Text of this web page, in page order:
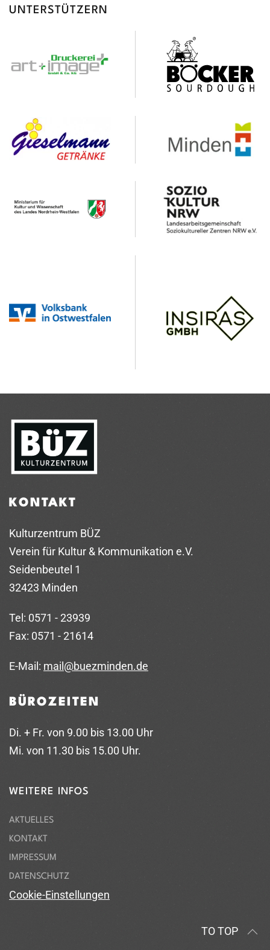
UNTERSTÜTZERN
KONTAKT
Kulturzentrum BÜZ
Verein für Kultur & Kommunikation e.V.
Seidenbeutel 1
32423 Minden
Tel: 0571 - 23939
Fax: 0571 - 21614
E-Mail: mail@buezminden.de
BÜROZEITEN
Di. + Fr. von 9.00 bis 13.00 Uhr
Mi. von 11.30 bis 15.00 Uhr.
WEITERE INFOS
AKTUELLES
KONTAKT
IMPRESSUM
DATENSCHUTZ
Cookie-Einstellungen
TO TOP